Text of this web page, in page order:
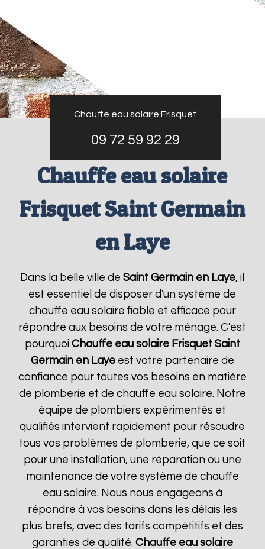
Chauffe eau solaire Frisquet
09 72 59 92 29
Chauffe eau solaire
Frisquet Saint Germain
en Laye
Dans la belle ville deSaint Germain en Laye, il
est essentiel de disposer d'un système de
chauffe eau solaire fiable et efficace pour
répondre aux besoins de votre ménage. C'est
pourquoi Chauffe eau solaire Frisquet Saint
Germain en Layeest votre partenaire de
confiance pour toutes vos besoins en matière
de plomberie et de chauffe eau solaire. Notre
équipe de plombiers expérimentés et
qualifiés intervient rapidement pour résoudre
tous vos problèmes de plomberie, que ce soit
pour une installation, une réparation ou une
maintenance de votre système de chauffe
eau solaire. Nous nous engageons à
répondre à vos besoins dans les délais les
plus brefs, avec des tarifs compétitifs et des
garanties de qualité. Chauffe eau solaire